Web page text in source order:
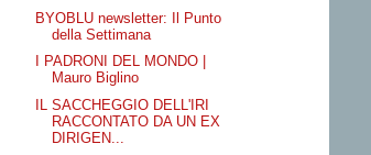
BYOBLU newsletter: Il Punto
della Settimana
I PADRONI DEL MONDO |
Mauro Biglino
IL SACCHEGGIO DELL'IRI
RACCONTATO DA UN EX
DIRIGEN...